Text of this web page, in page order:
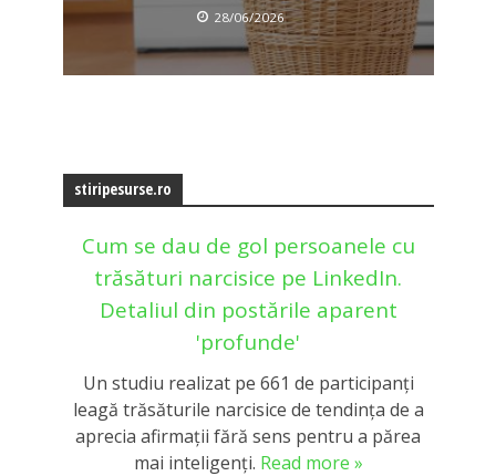
28/06/2026
stiripesurse.ro
Cum se dau de gol persoanele cu
trăsături narcisice pe LinkedIn.
Detaliul din postările aparent
'profunde'
Un studiu realizat pe 661 de participanți
leagă trăsăturile narcisice de tendința de a
aprecia afirmații fără sens pentru a părea
mai inteligenți. Read more »